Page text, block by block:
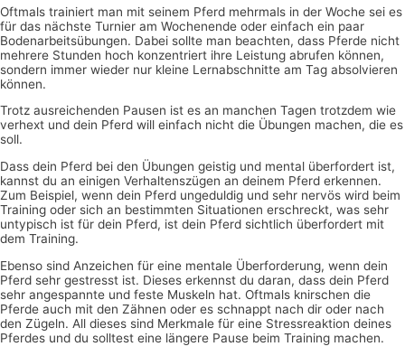
Oftmals trainiert man mit seinem Pferd mehrmals in der Woche sei es
für das nächste Turnier am Wochenende oder einfach ein paar
Bodenarbeitsübungen. Dabei sollte man beachten, dass Pferde nicht
mehrere Stunden hoch konzentriert ihre Leistung abrufen können,
sondern immer wieder nur kleine Lernabschnitte am Tag absolvieren
können.
Trotz ausreichenden Pausen ist es an manchen Tagen trotzdem wie
verhext und dein Pferd will einfach nicht die Übungen machen, die es
soll.
Dass dein Pferd bei den Übungen geistig und mental überfordert ist,
kannst du an einigen Verhaltenszügen an deinem Pferd erkennen.
Zum Beispiel, wenn dein Pferd ungeduldig und sehr nervös wird beim
Training oder sich an bestimmten Situationen erschreckt, was sehr
untypisch ist für dein Pferd, ist dein Pferd sichtlich überfordert mit
dem Training.
Ebenso sind Anzeichen für eine mentale Überforderung, wenn dein
Pferd sehr gestresst ist. Dieses erkennst du daran, dass dein Pferd
sehr angespannte und feste Muskeln hat. Oftmals knirschen die
Pferde auch mit den Zähnen oder es schnappt nach dir oder nach
den Zügeln. All dieses sind Merkmale für eine Stressreaktion deines
Pferdes und du solltest eine längere Pause beim Training machen.